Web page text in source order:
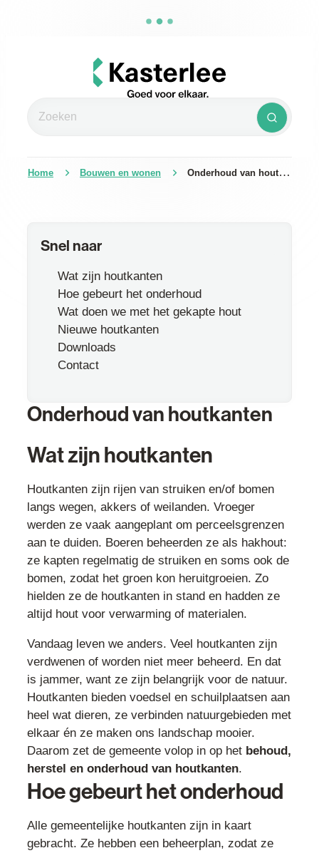
Kasterlee
Zoeken Zoeken
Home Bouwen en wonen Onderhoud van houtkanten
Snel naar
Wat zijn houtkanten
Hoe gebeurt het onderhoud
Wat doen we met het gekapte hout
Nieuwe houtkanten
Downloads
Contact
Onderhoud van houtkanten
Wat zijn houtkanten
Houtkanten zijn rijen van struiken en/of bomen
langs wegen, akkers of weilanden. Vroeger
werden ze vaak aangeplant om perceelsgrenzen
aan te duiden. Boeren beheerden ze als hakhout:
ze kapten regelmatig de struiken en soms ook de
bomen, zodat het groen kon heruitgroeien. Zo
hielden ze de houtkanten in stand en hadden ze
altijd hout voor verwarming of materialen.
Vandaag leven we anders. Veel houtkanten zijn
verdwenen of worden niet meer beheerd. En dat
is jammer, want ze zijn belangrijk voor de natuur.
Houtkanten bieden voedsel en schuilplaatsen aan
heel wat dieren, ze verbinden natuurgebieden met
elkaar én ze maken ons landschap mooier.
Daarom zet de gemeente volop in op het behoud,
herstel en onderhoud van houtkanten.
Hoe gebeurt het onderhoud
Alle gemeentelijke houtkanten zijn in kaart
gebracht. Ze hebben een beheerplan, zodat ze